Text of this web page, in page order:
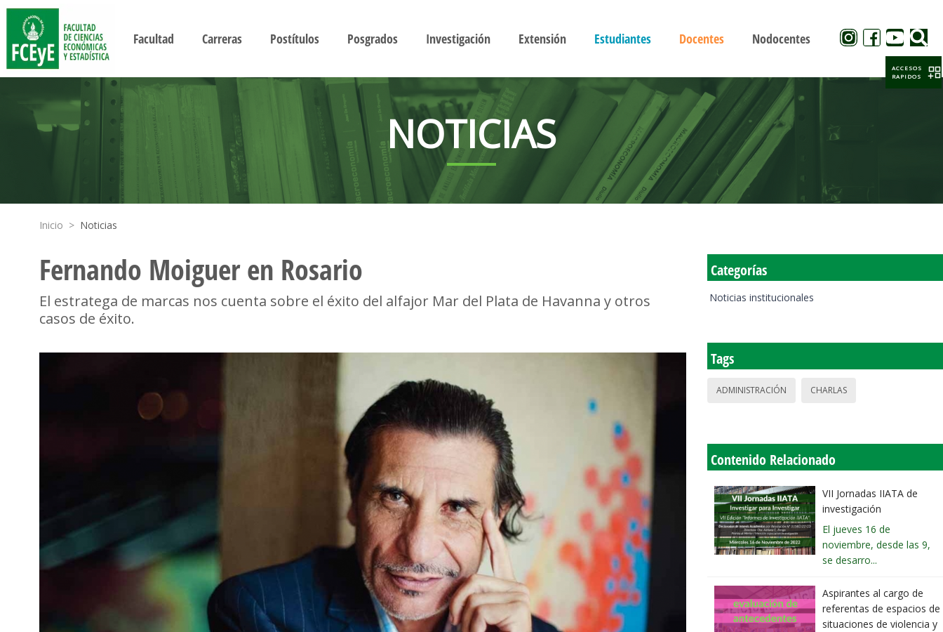
Facultad Carreras Postítulos Posgrados Investigación Extensión Estudiantes Docentes Nodocentes
NOTICIAS
Inicio > Noticias
Fernando Moiguer en Rosario
El estratega de marcas nos cuenta sobre el éxito del alfajor Mar del Plata de Havanna y otros
casos de éxito.
Categorías
Noticias institucionales
Tags
ADMINISTRACIÓN CHARLAS
Contenido Relacionado
VII Jornadas IIATA de
investigación
El jueves 16 de
noviembre, desde las 9,
se desarro...
Aspirantes al cargo de
referentas de espacios de
situaciones de violencia y
ACCESOS
RAPIDOS